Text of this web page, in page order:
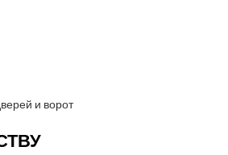
и ворот